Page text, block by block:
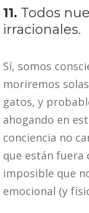
11. Todos
irracionales.
Sí, somos
moriremos
gatos, y
ahogando en
conciencia no
que están fuera
imposible que
emocional (y